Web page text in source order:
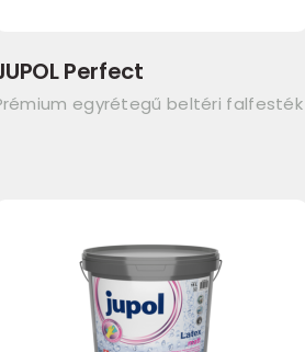
Perfect
egyrétegű beltéri falfesték